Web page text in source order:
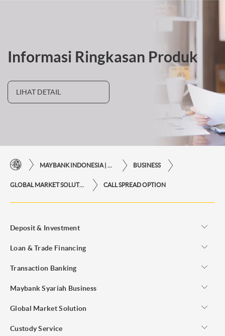
Informasi Ringkasan Produk
LIHAT DETAIL
MAYBANK INDONESIA | KEMUDAHAN TRANSAKSI FINANSIAL DI UJUNG JARI ANDA BUSINESS
GLOBAL MARKET SOLUTION CALL SPREAD OPTION
Deposit & Investment
Loan & Trade Financing
Transaction Banking
Maybank Syariah Business
Global Market Solution
Custody Service